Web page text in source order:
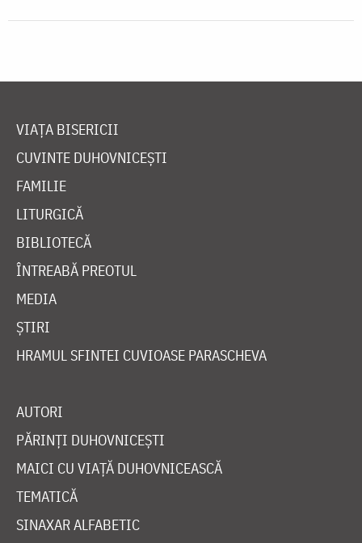
VIAȚA BISERICII
CUVINTE DUHOVNICEȘTI
FAMILIE
LITURGICĂ
BIBLIOTECĂ
ÎNTREABĂ PREOTUL
MEDIA
ȘTIRI
HRAMUL SFINTEI CUVIOASE PARASCHEVA
AUTORI
PĂRINȚI DUHOVNICEȘTI
MAICI CU VIAȚĂ DUHOVNICEASCĂ
TEMATICĂ
SINAXAR ALFABETIC